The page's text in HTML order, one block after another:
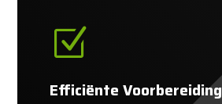
Z
Efficiënte Voorbereiding